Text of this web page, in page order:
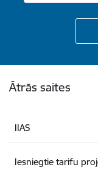
Ātrās saites
IIAS
Iesniegtie tarifu